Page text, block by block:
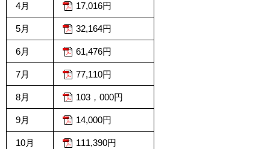
4月 17,016円
5月 32,164円
6月 61,476円
7月 77,110円
8月 103，000円
9月 14,000円
10月 111,390円